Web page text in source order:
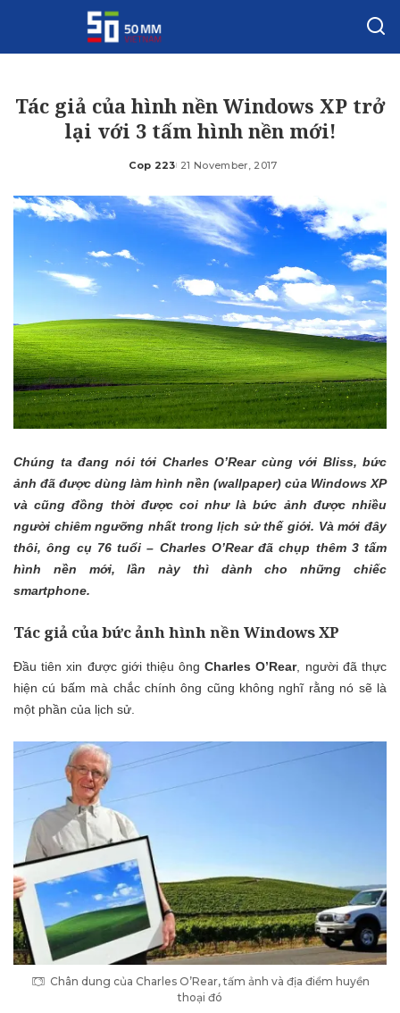
Tác giả của hình nền Windows XP trở
lại với 3 tấm hình nền mới!
Posted
Cop 223 21 November, 2017
Chúng ta đang nói tới Charles O’Rear cùng với Bliss, bức
ảnh đã được dùng làm hình nền (wallpaper) của Windows XP
và cũng đồng thời được coi như là bức ảnh được nhiều
người chiêm ngưỡng nhất trong lịch sử thế giới. Và mới đây
thôi, ông cụ 76 tuổi – Charles O’Rear đã chụp thêm 3 tấm
hình nền mới, lần này thì dành cho những chiếc
smartphone.
Tác giả của bức ảnh hình nền Windows XP
Đầu tiên xin được giới thiệu ôngCharles O’Rear, người đã thực
hiện cú bấm mà chắc chính ông cũng không nghĩ rằng nó sẽ là
một phần của lịch sử.
Chân dung của Charles O’Rear, tấm ảnh và địa điểm huyền
thoại đó